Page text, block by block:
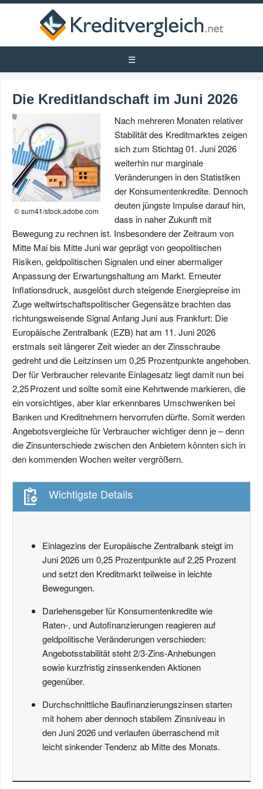
Die Kreditlandschaft im Juni 2026
© sum41/stock.adobe.com
Nach mehreren Monaten relativer
Stabilität des Kreditmarktes zeigen
sich zum Stichtag 01. Juni 2026
weiterhin nur marginale
Veränderungen in den Statistiken
der Konsumentenkredite. Dennoch
deuten jüngste Impulse darauf hin,
dass in naher Zukunft mit
Bewegung zu rechnen ist. Insbesondere der Zeitraum von
Mitte Mai bis Mitte Juni war geprägt von geopolitischen
Risiken, geldpolitischen Signalen und einer abermaliger
Anpassung der Erwartungshaltung am Markt. Erneuter
Inflationsdruck, ausgelöst durch steigende Energiepreise im
Zuge weltwirtschaftspolitischer Gegensätze brachten das
richtungsweisende Signal Anfang Juni aus Frankfurt: Die
Europäische Zentralbank (EZB) hat am 11. Juni 2026
erstmals seit längerer Zeit wieder an der Zinsschraube
gedreht und die Leitzinsen um 0,25 Prozentpunkte angehoben.
Der für Verbraucher relevante Einlagesatz liegt damit nun bei
2,25 Prozent und sollte somit eine Kehrtwende markieren, die
ein vorsichtiges, aber klar erkennbares Umschwenken bei
Banken und Kreditnehmern hervorrufen dürfte. Somit werden
Angebotsvergleiche für Verbraucher wichtiger denn je – denn
die Zinsunterschiede zwischen den Anbietern könnten sich in
den kommenden Wochen weiter vergrößern.
Wichtigste Details
Einlagezins der Europäische Zentralbank steigt im
Juni 2026 um 0,25 Prozentpunkte auf 2,25 Prozent
und setzt den Kreditmarkt teilweise in leichte
Bewegungen.
Darlehensgeber für Konsumentenkredite wie
Raten-, und Autofinanzierungen reagieren auf
geldpolitische Veränderungen verschieden:
Angebotsstabilität steht 2/3-Zins-Anhebungen
sowie kurzfristig zinssenkenden Aktionen
gegenüber.
Durchschnittliche Baufinanzierungszinsen starten
mit hohem aber dennoch stabilem Zinsniveau in
den Juni 2026 und verlaufen überraschend mit
leicht sinkender Tendenz ab Mitte des Monats.